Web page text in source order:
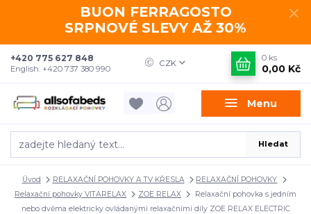
BUON FERRAGOSTO
SRPNOVÉ SLEVY AŽ 30%
Menu
CZK
Hledat
+420 775 627 848
English: +420 737 380 990
0 ks
0,00 Kč
Úvod RELAXAČNÍ POHOVKY A TV KŘESLA
RELAXAČNÍ POHOVKY
Relaxační pohovky VITARELAX
ZOE RELAX
Relaxační pohovka s jedním
nebo dvěma elektricky ovládanými relaxačními díly ZOE RELAX ELECTRIC